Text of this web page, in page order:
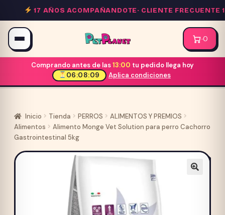
al
contenido
17 AÑOS ACOMPAÑANDOTE·CLIENTE FRECUENTE
·0
Comprando antes de las13:00 tu pedido llega hoy
06:08:08
Aplica condiciones
Inicio Tienda PERROS
ALIMENTOS Y PREMIOS
Alimentos
Alimento Monge Vet Solution para perro Cachorro
Gastrointestinal 5kg